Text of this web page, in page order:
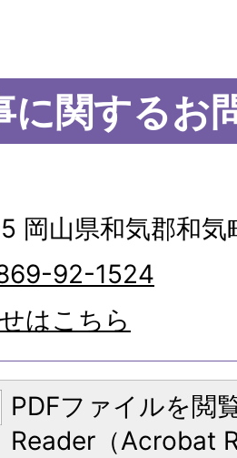
に関するお
岡山県和気郡和気
92-1524
はこちら
PDFファイルを閲
Reader（Acrobat